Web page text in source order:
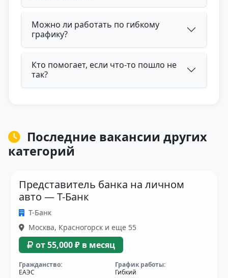
Можно ли работать по гибкому
графику?
Кто помогает, если что-то пошло не
так?
Последние вакансии других
категорий
Представитель банка на личном
авто — Т-Банк
Т-Банк
Москва, Красногорск и еще 55
от 55,000 ₽ в месяц
Гражданство:
ЕАЭС
График работы:
Гибкий